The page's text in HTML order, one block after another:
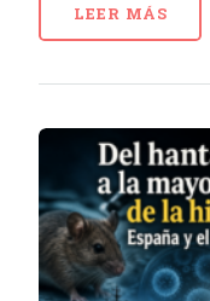
LEER MÁS